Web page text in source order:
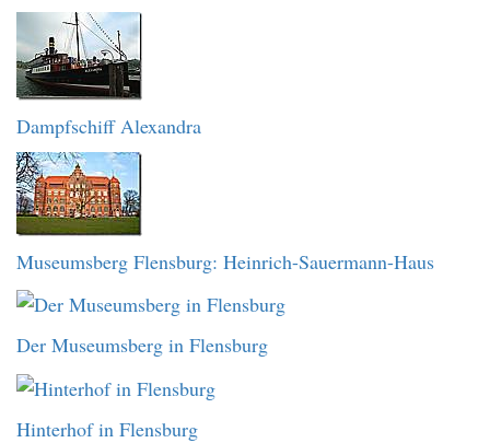
Dampfschiff Alexandra
Museumsberg Flensburg: Heinrich-Sauermann-Haus
Der Museumsberg in Flensburg
Hinterhof in Flensburg